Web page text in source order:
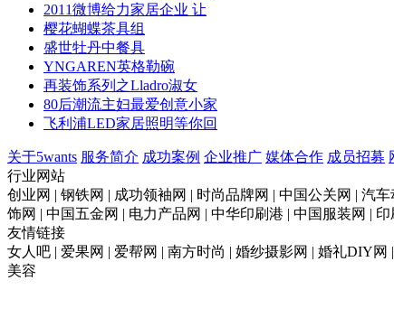
2011微博给力家居企业 让
樱花蝴蝶茶具组
盛世牡丹中餐具
YNGAREN英格勒碗
再装饰系列之Lladro淑女
80后潮流主妇最爱创意小家
飞利浦LED家居照明等你回
关于5wants 服务简介 成功案例 企业推广 媒体合作 成员招募
行业网站
创业网 | 钢铁网 | 成功领袖网 | 时尚品牌网 | 中国公关网 | 汽
饰网 | 中国五金网 | 电力产品网 | 中华印刷港 | 中国服装网 | 印
友情链接
女人吧 | 爱果网 | 爱帮网 | 南方时尚 | 婚纱摄影网 | 婚礼DIY
美容